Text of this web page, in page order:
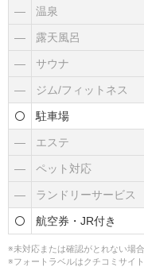
― 温泉
― 露天風呂
― サウナ
― ジム/フィットネス
駐車場
― エステ
― ペット対応
― ランドリーサービス
航空券・JR付き
※未対応または確認がとれない場
※フォートラベルはクチコミサイ